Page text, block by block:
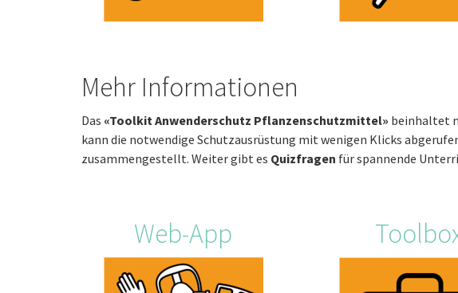
Mehr Informationen
Das «Toolkit Anwenderschutz Pflanzenschutzmittel» beinhaltet
kann die notwendige Schutzausrüstung mit wenigen Klicks
zusammengestellt. Weiter gibt es Quizfragen für spannende
Web-App